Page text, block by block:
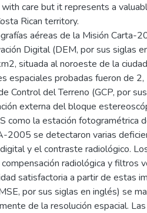
care but it represents a
Rican territory.
aéreas de la Misión Carta-
Digital (DEM, por sus siglas
situada al noroeste de la
espaciales probadas fueron de
Control del Terreno (GCP, por
externa del bloque
como la estación fotogramétrica
2005 se detectaron varias
y el contraste radiológico.
radiológica y filtros
satisfactoria a partir de estas
por sus siglas en inglés) se
de la resolución espacial.